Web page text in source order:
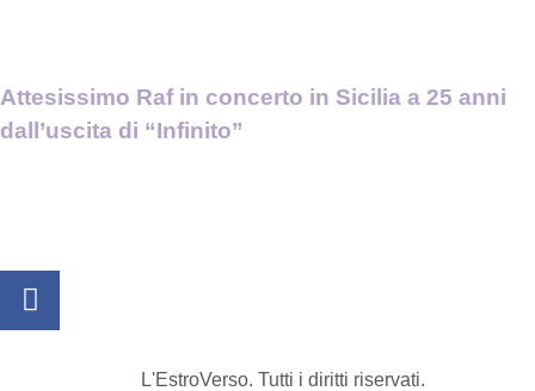
Attesissimo Raf in concerto in Sicilia a 25 anni
dall’uscita di “Infinito”
L'EstroVerso. Tutti i diritti riservati.